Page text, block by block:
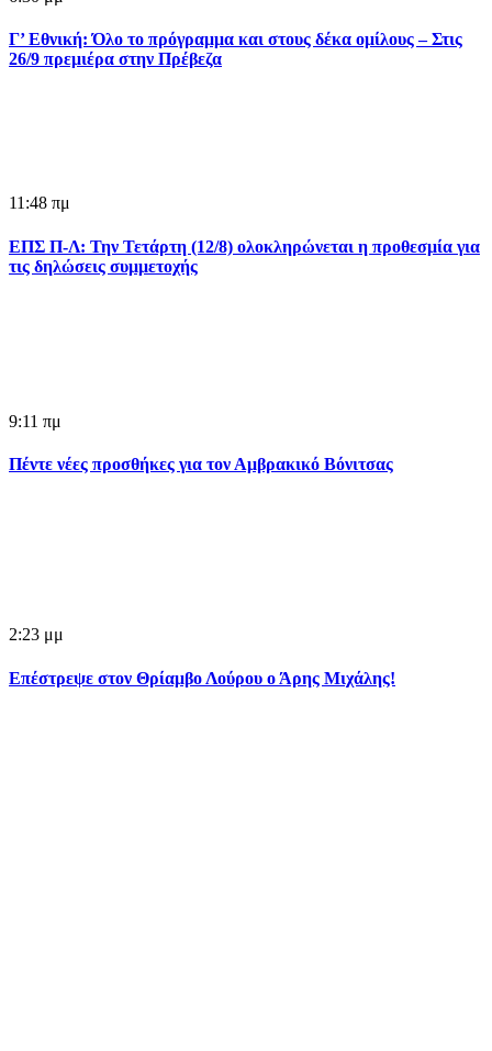
Γ’ Εθνική: Όλο το πρόγραμμα και στους δέκα ομίλους – Στις
26/9 πρεμιέρα στην Πρέβεζα
11:48 πμ
ΕΠΣ Π-Λ: Την Τετάρτη (12/8) ολοκληρώνεται η προθεσμία για
τις δηλώσεις συμμετοχής
9:11 πμ
Πέντε νέες προσθήκες για τον Αμβρακικό Βόνιτσας
2:23 μμ
Επέστρεψε στον Θρίαμβο Λούρου ο Άρης Μιχάλης!